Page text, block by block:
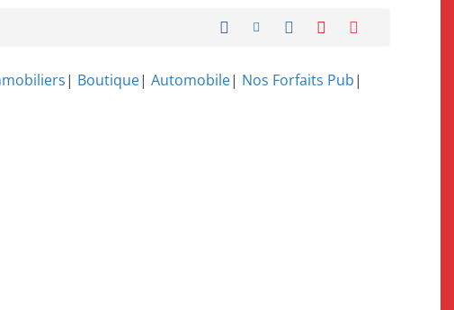
| Boutique| Automobile| Nos Forfaits Pub|